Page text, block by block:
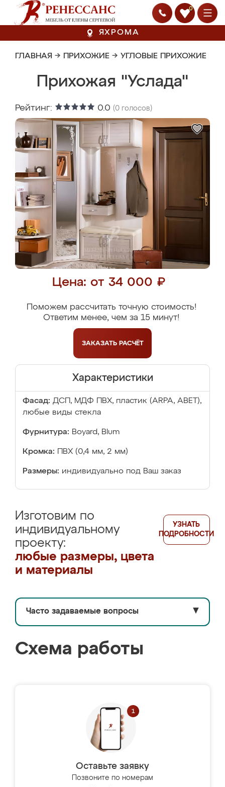
0
ЯХРОМА
ГЛАВНАЯ → ПРИХОЖИЕ → УГЛОВЫЕ ПРИХОЖИЕ
Прихожая "Услада"
Рейтинг: 0.0 (0 голосов)
Цена: от 34 000 ₽
Поможем рассчитать точную стоимость!
Ответим менее, чем за 15 минут!
ЗАКАЗАТЬ РАСЧЁТ
Характеристики
Фасад: ДСП, МДФ ПВХ, пластик (ARPA, ABET),
любые виды стекла
Фурнитура: Boyard, Blum
Кромка: ПВХ (0,4 мм, 2 мм)
Размеры: индивидуально под Ваш заказ
Изготовим по
индивидуальному
проекту:
любые размеры, цвета
и материалы
УЗНАТЬ
ПОДРОБНОСТИ
Часто задаваемые вопросы ▼
Схема работы
Оставьте заявку
Позвоните по номерам